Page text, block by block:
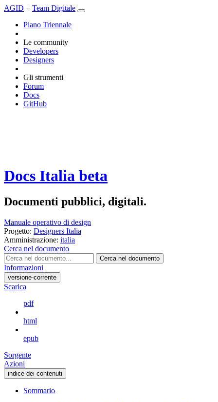
AGID + Team Digitale
Piano Triennale
Le community
Developers
Designers
Gli strumenti
Forum
Docs
GitHub
Docs Italia beta
Documenti pubblici, digitali.
Manuale operativo di design
Progetto: Designers Italia
Amministrazione: italia
Cerca nel documento
Cerca nel documento
Informazioni
versione-corrente
Scarica
pdf
html
epub
Sorgente
Azioni
indice dei contenuti
Sommario